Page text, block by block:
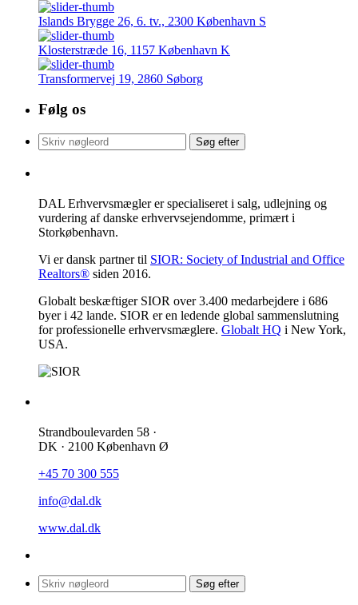
Islands Brygge 26, 6. tv., 2300 København S
Klosterstræde 16, 1157 København K
Transformervej 19, 2860 Søborg
Følg os
Søg
efter:
Søg efter
DAL Erhvervsmægler er specialiseret i salg, udlejning og
vurdering af danske erhvervsejendomme, primært i
Storkøbenhavn.
Vi er dansk partner til SIOR: Society of Industrial and Office
Realtors® siden 2016.
Globalt beskæftiger SIOR over 3.400 medarbejdere i 686
byer i 42 lande. SIOR er en ledende global sammenslutning
for professionelle erhvervsmæglere. Globalt HQ i New York,
USA.
Strandboulevarden 58 ·
DK · 2100 København Ø
+45 70 300 555
info@dal.dk
www.dal.dk
Søg
efter:
Søg efter